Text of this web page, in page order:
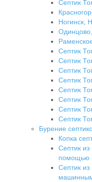
Септик
Ногинск,
Септик
Септик
Септик
Септик
Септик
Септик
Септик
Септик
Бурение
Копка
Септик
помощью
Септик